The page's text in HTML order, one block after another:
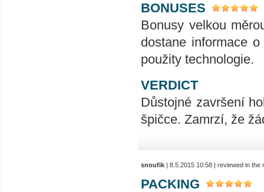
BONUSES
Bonusy velkou
dostane informace
použity technologie.
VERDICT
Důstojné završení
špičce. Zamrzí, že
snoufik | 8.5.2015 10:58 | reviewed in the
PACKING